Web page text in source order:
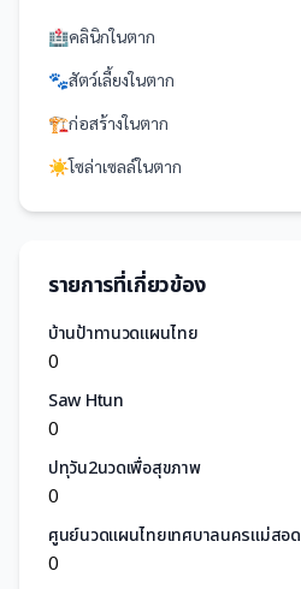
🏥คลินิกในตาก
🐾สัตว์เลี้ยงในตาก
🏗️ก่อสร้างในตาก
☀️โซล่าเซลล์ในตาก
รายการที่เกี่ยวข้อง
บ้านป้าทานวดแผนไทย
0
Saw Htun
0
ปทุวัน2นวดเพื่อสุขภาพ
0
ศูนย์นวดแผนไทยเทศบาลนครแม่สอด
0